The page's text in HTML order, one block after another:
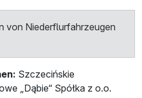
von Niederflurfahrzeugen
Szczecińskie
„Dąbie“ Spółka z o.o.